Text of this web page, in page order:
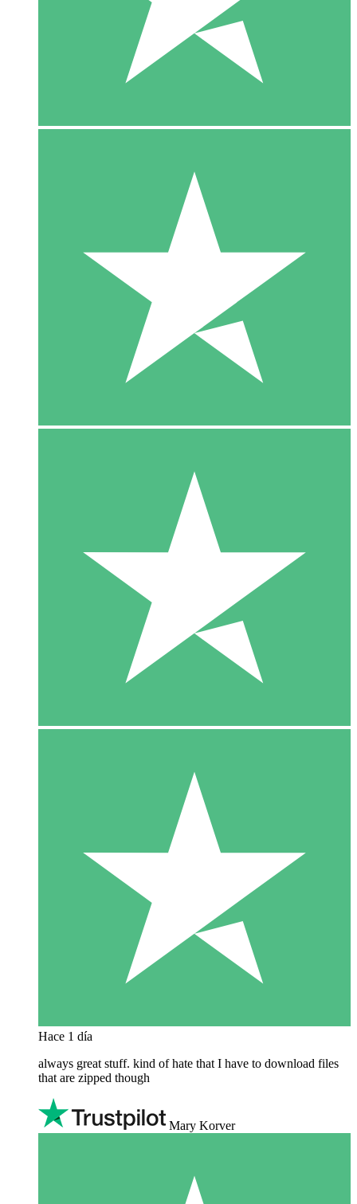
Hace 1 día
always great stuff. kind of hate that I have to download files
that are zipped though
Mary Korver